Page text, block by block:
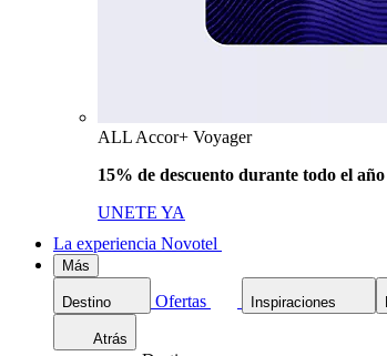
ALL Accor+ Voyager
15% de descuento durante todo el
UNETE YA
La experiencia Novotel
Más
Destino Ofertas Inspiraciones
Atrás